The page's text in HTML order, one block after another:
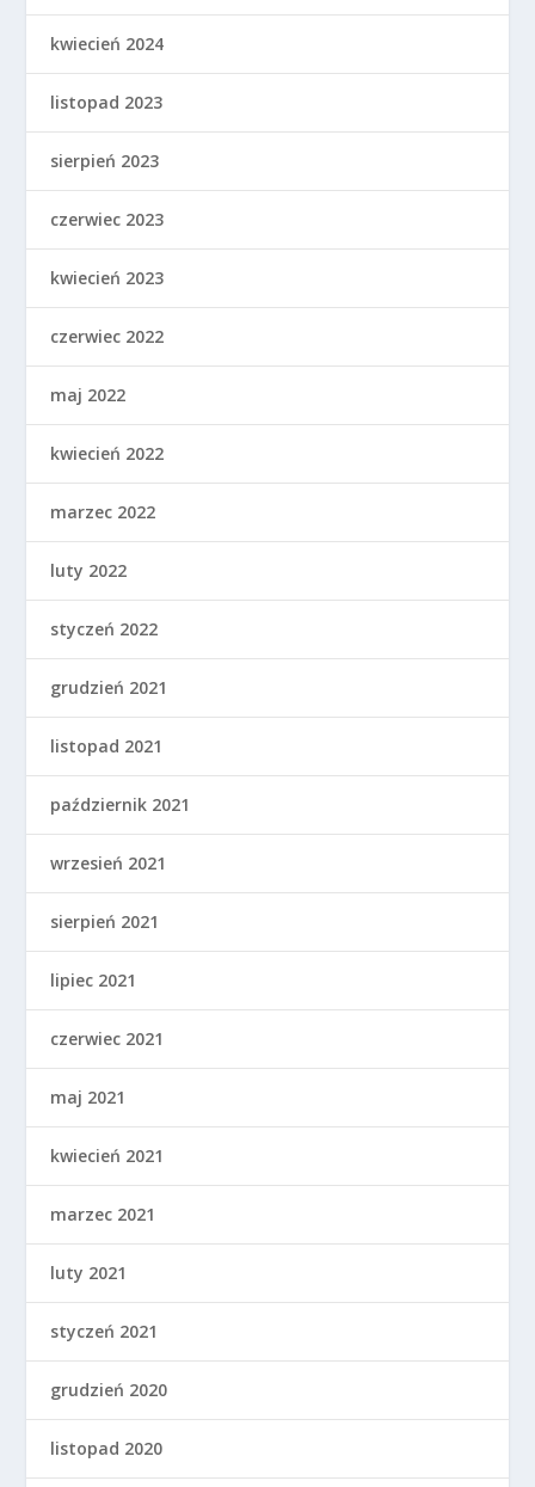
kwiecień 2024
listopad 2023
sierpień 2023
czerwiec 2023
kwiecień 2023
czerwiec 2022
maj 2022
kwiecień 2022
marzec 2022
luty 2022
styczeń 2022
grudzień 2021
listopad 2021
październik 2021
wrzesień 2021
sierpień 2021
lipiec 2021
czerwiec 2021
maj 2021
kwiecień 2021
marzec 2021
luty 2021
styczeń 2021
grudzień 2020
listopad 2020